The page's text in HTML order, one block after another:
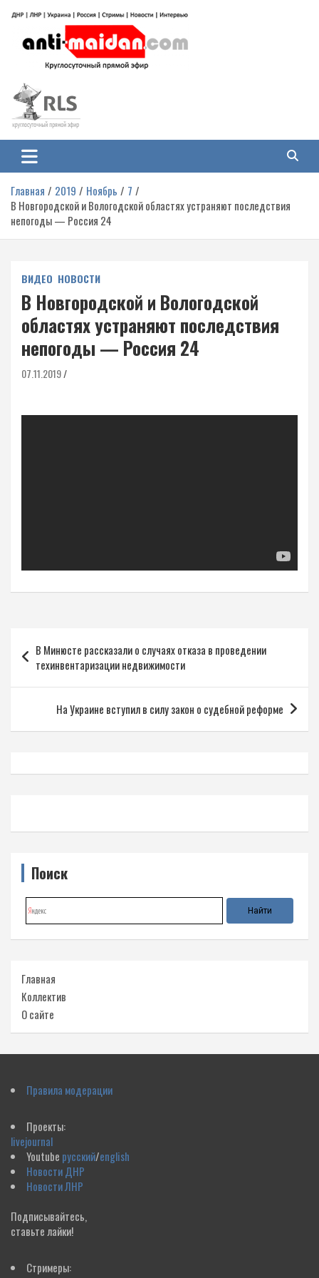
содержимому
Антимайдан: Гражданская война
на Украине
гражданской войне на Украине, включая события в Новороссии, ДНР,
ЛНР и других регионах.
Главная 2019 Ноябрь
7
В Новгородской и Вологодской областях устраняют последствия
непогоды — Россия 24
ВИДЕО НОВОСТИ
В Новгородской и Вологодской
областях устраняют последствия
непогоды — Россия 24
07.11.2019
по
записям
В Минюсте рассказали о случаях отказа в проведении
техинвентаризации недвижимости
На Украине вступил в силу закон о судебной реформе
Поиск
Главная
Коллектив
О сайте
Правила модерации
Проекты:
livejournal
Youtube русский/english
Новости ДНР
Новости ЛНР
Подписывайтесь,
ставьте лайки!
Стримеры: